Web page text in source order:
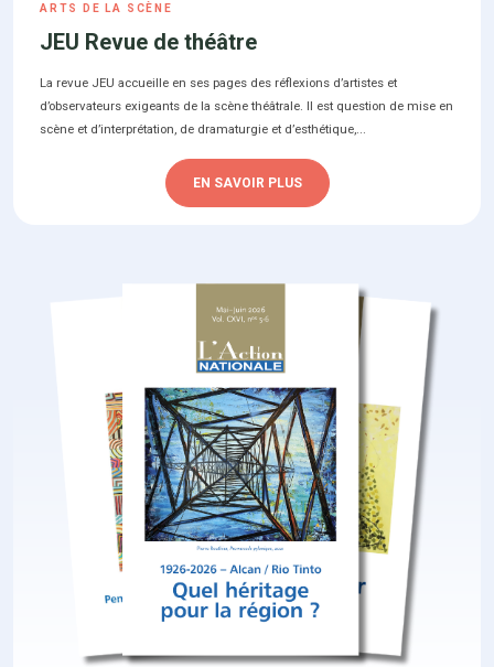
ARTS DE LA SCÈNE
JEU Revue de théâtre
La revue JEU accueille en ses pages des réflexions d’artistes et
d’observateurs exigeants de la scène théâtrale. Il est question de mise en
scène et d’interprétation, de dramaturgie et d’esthétique,...
EN SAVOIR PLUS